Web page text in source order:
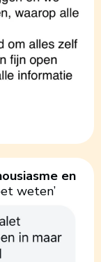
en
weten’